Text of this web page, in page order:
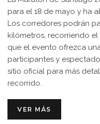
para el 18 de mayo y ha
Los corredores podrán
kilómetros, recorriendo
que el evento ofrezca
participantes y
sitio oficial para más
recorrido.
VER MÁS